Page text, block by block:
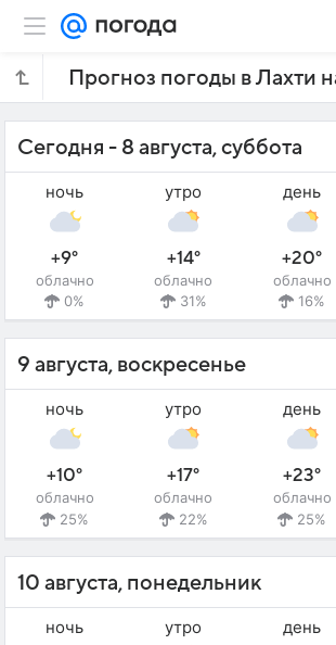
Прогноз погоды в Лахти
Сегодня - 8 августа, суббота
ночь
+9°
облачно
0%
утро
+14°
облачно
31%
день
+20°
облачно
16%
9 августа, воскресенье
ночь
+10°
облачно
25%
утро
+17°
облачно
22%
день
+23°
облачно
25%
10 августа, понедельник
ночь утро день